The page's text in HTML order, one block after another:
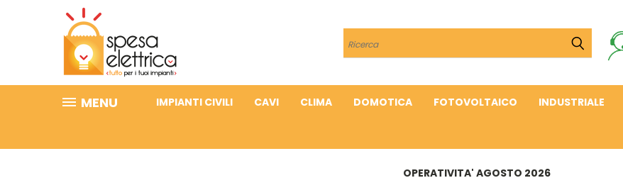
Cerca
MENU IMPIANTI CIVILI CAVI CLIMA DOMOTICA FOTOVOLTAICO INDUSTRIALE
OPERATIVITA' AGOSTO 2026